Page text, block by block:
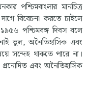
পশ্চিমবাংলার মানচিত্র
বিবেচনা করতে চাইলে
পশ্চিমবঙ্গ দিবস বলে
ভুল, অনৈতিহাসিক এবং
সন্দেহ থাকতে পারে না।
এবং অনৈতিহাসিক